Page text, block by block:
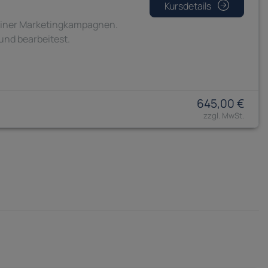
Marketingkampagnen.
bearbeitest.
Kursdetails
645,00 €